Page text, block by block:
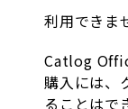
利用できま
Catlog
購入には、
ることはで